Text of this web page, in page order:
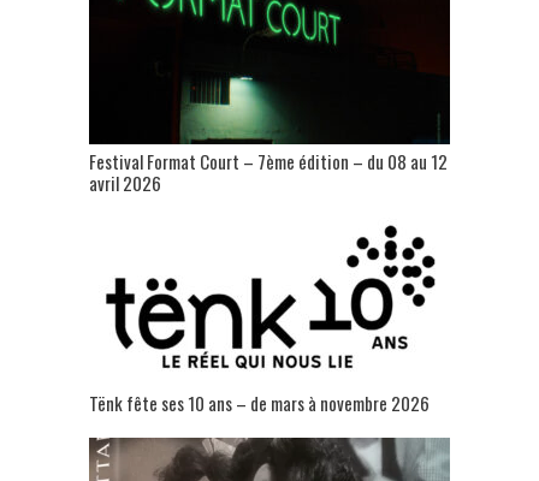
Festival Format Court – 7ème édition – du 08 au 12
avril 2026
Tënk fête ses 10 ans – de mars à novembre 2026